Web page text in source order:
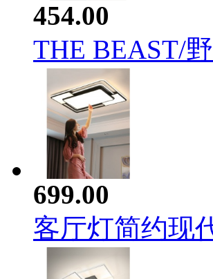
454.00
THE BEAST/
699.00
客厅灯简约现